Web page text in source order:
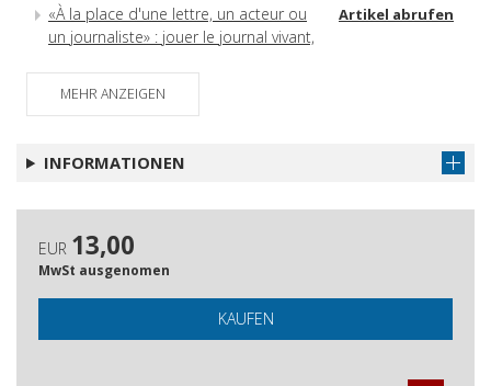
«À la place d'une lettre, un acteur ou
un journaliste» : jouer le journal vivant,
Artikel abrufen
Les écoles de théâtre de Max
Reinhardt et leur écho dans la presse
Artikel abrufen
la vedette à l'immortalisation de la
tragédienne
Chaste? Sensuelle? Incomparable! :
soeurs latines autour du jeu
d'Adelaide Ristori
MEHR ANZEIGEN
INFORMATIONEN
EUR 13,00
MwSt ausgenomen
KAUFEN